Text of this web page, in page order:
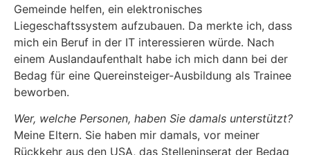
Gemeinde helfen, ein elektronisches
Liegeschaftssystem aufzubauen. Da merkte ich, dass
mich ein Beruf in der IT interessieren würde. Nach
einem Auslandaufenthalt habe ich mich dann bei der
Bedag für eine Quereinsteiger-Ausbildung als Trainee
beworben.
Wer, welche Personen, haben Sie damals unterstützt?
Meine Eltern. Sie haben mir damals, vor meiner
Rückkehr aus den USA, das Stelleninserat der Bedag